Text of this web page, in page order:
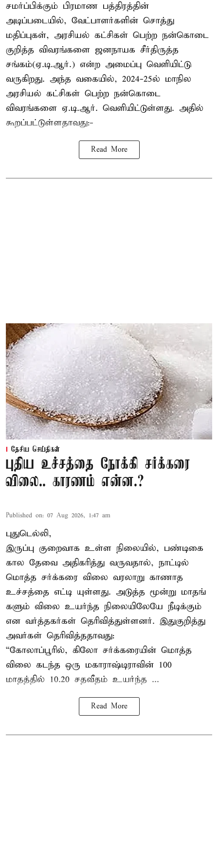
சமர்ப்பிக்கும் பிரமாண பத்திரத்தின்
அடிப்படையில், வேட்பாளர்களின் சொத்து
மதிப்புகள், அரசியல் கட்சிகள் பெற்ற நன்கொடை
குறித்த விவரங்களை ஜனநாயக சீர்திருத்த
சங்கம்(ஏ.டி.ஆர்.) என்ற அமைப்பு வெளியிட்டு
வருகிறது. அந்த வகையில், 2024-25ல் மாநில
அரசியல் கட்சிகள் பெற்ற நன்கொடை
விவரங்களை ஏ.டி.ஆர். வெளியிட்டுள்ளது. அதில்
கூறப்பட்டுள்ளதாவது:-
Read More
தேசிய செய்திகள்
புதிய உச்சத்தை நோக்கி சர்க்கரை
விலை.. காரணம் என்ன.?
Published on: 07 Aug 2026, 1:47 am
புதுடெல்லி,
இருப்பு குறைவாக உள்ள நிலையில், பண்டிகை
கால தேவை அதிகரித்து வருவதால், நாட்டில்
மொத்த சர்க்கரை விலை வரலாறு காணாத
உச்சத்தை எட்டி யுள்ளது. அடுத்த மூன்று மாதங்
களும் விலை உயர்ந்த நிலையிலேயே நீடிக்கும்
என வர்த்தகர்கள் தெரிவித்துள்ளனர். இதுகுறித்து
அவர்கள் தெரிவித்ததாவது:
“கோலாப்பூரில், கிலோ சர்க்கரையின் மொத்த
விலை கடந்த ஒரு மகாராஷ்டிராவின் 100
மாதத்தில் 10.20 சதவீதம் உயர்ந்த ...
Read More